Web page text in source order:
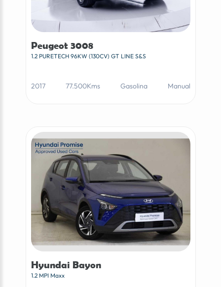
Peugeot 3008
1.2 PURETECH 96KW (130CV) GT LINE S&S
2017 77.500Kms Gasolina Manual
Hyundai Bayon
1.2 MPI Maxx